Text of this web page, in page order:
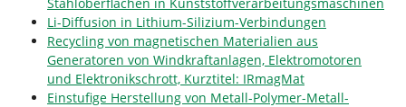
Li-Diffusion in Lithium-Silizium-Verbindungen
Recycling von magnetischen Materialien aus
Generatoren von Windkraftanlagen, Elektromotoren
und Elektronikschrott, Kurztitel: IRmagMat
Einstufige Herstellung von Metall-Polymer-Metall-